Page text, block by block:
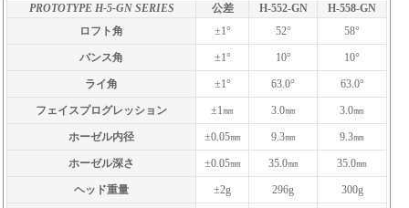
PROTOTYPE H-5-GNSERIES 公差 H-552-GN
H-558-GN
ロフト角
±1° 52° 58°
バンス角 ±1° 10° 10°
ライ角 ±1° 63.0° 63.0°
フェイスプログレッション ±1㎜ 3.0㎜ 3.0㎜
ホーゼル内径 ±0.05㎜ 9.3㎜ 9.3㎜
ホーゼル深さ ±0.05㎜ 35.0㎜ 35.0㎜
ヘッド重量 ±2g 296g 300g